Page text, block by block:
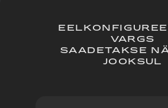
VARGS
SAADETAKSE
JOOKSUL